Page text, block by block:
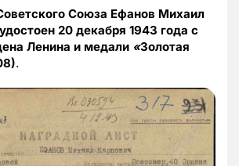
Союза Ефанов Михаил
20 декабря 1943 года с
Ленина и медали «Золотая
.